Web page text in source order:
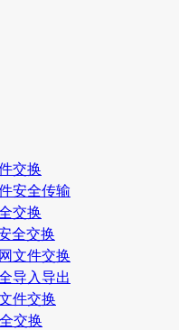
交换
安全传输
交换
全交换
文件交换
导入导出
件交换
交换